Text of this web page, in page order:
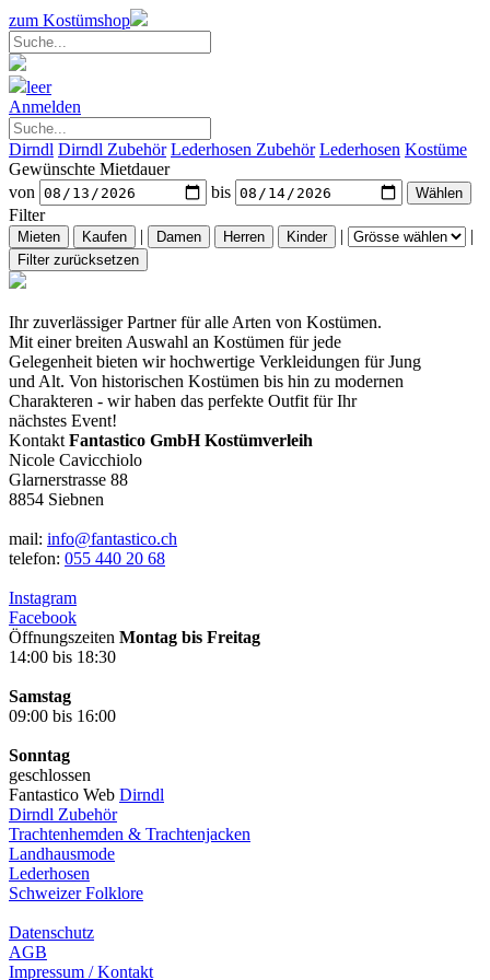
zum Kostümshop
leer
Anmelden
Dirndl Dirndl Zubehör Lederhosen Zubehör Lederhosen Kostüme
Gewünschte Mietdauer
von
bis
Filter
|
| |
Ihr zuverlässiger Partner für alle Arten von Kostümen.
Mit einer breiten Auswahl an Kostümen für jede
Gelegenheit bieten wir hochwertige Verkleidungen für Jung
und Alt. Von historischen Kostümen bis hin zu modernen
Charakteren - wir haben das perfekte Outfit für Ihr
nächstes Event!
Kontakt Fantastico GmbH Kostümverleih
Nicole Cavicchiolo
Glarnerstrasse 88
8854 Siebnen
mail: info@fantastico.ch
telefon: 055 440 20 68
Instagram
Facebook
Öffnungszeiten Montag bis Freitag
14:00 bis 18:30
Samstag
09:00 bis 16:00
Sonntag
geschlossen
Fantastico Web Dirndl
Dirndl Zubehör
Trachtenhemden & Trachtenjacken
Landhausmode
Lederhosen
Schweizer Folklore
Datenschutz
AGB
Impressum / Kontakt